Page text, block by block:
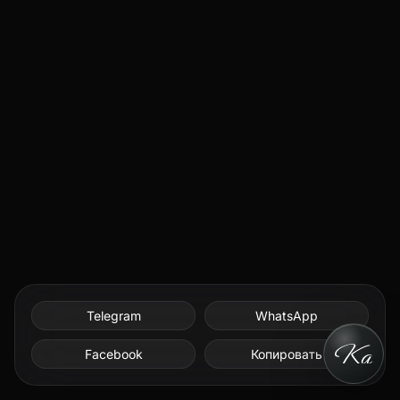
Telegram WhatsApp
Facebook Копировать